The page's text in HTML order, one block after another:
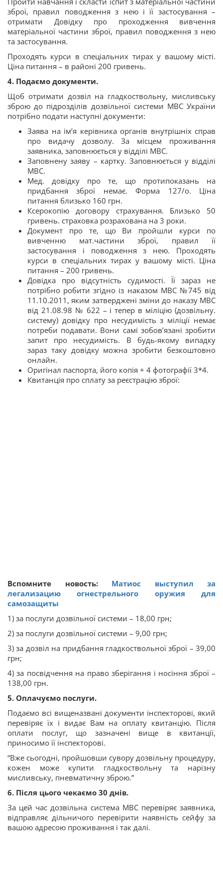
зброї, правил поводження з нею і її застосування –
отримати Довідку про проходження вивчення
матеріальної частини зброї, правил поводження з нею
та застосування.
Проходять курси в спеціальних тирах у вашому місті.
Ціна питання – в районі 200 гривень.
4. Подаємо документи.
Щоб отримати дозвіл на гладкоствольну, мисливську
зброю до підрозділів дозвільної системи МВС України
потрібно подати наступні документи:
Заява на ім’я керівника органів внутрішніх справ
про видачу дозволу. За місцем проживання
заявника, заповнюється у відділі МВС.
Заповнену заяву – картку. Заповнюється у відділі
МВС.
Мед. довідку про те, що протипоказань на
придбання зброї немає. Форма 127/о. Ціна
питання близько 160 грн.
Ксерокопію договору страхування. Близько 50
гривень. страховка розрахована на 3 роки.
Документ про те, що Ви пройшли курси по
вивченню мат.частини зброї, правил її
застосування і поводження з нею. Проходять
курси в спеціальних тирах у вашому місті. Ціна
питання – 200 гривень.
Довідка про відсутність судимості. Її зараз не
потрібно робити згідно із наказом МВС №745 від
11.10.2011, яким затверджені зміни до наказу МВС
від 21.08.98 № 622 – і тепер в міліцію (дозвільну.
систему) довідку про несудимість з міліції немає
потреби подавати. Вони самі зобов’язані зробити
запит про несудимість. В будь-якому випадку
зараз таку довідку можна зробити безкоштовно
онлайн.
Оригінал паспорта, його копія + 4 фотографії 3*4.
Квитанція про сплату за реєстрацію зброї:
Вспомните новость: Матиос выступил за
легализацию огнестрельного оружия для
самозащиты
1) за послуги дозвільної системи – 18,00 грн;
2) за послуги дозвільної системи – 9,00 грн;
3) за дозвіл на придбання гладкоствольної зброї – 39,00
грн;
4) за посвідчення на право зберігання і носіння зброї –
138,00 грн.
5. Оплачуємо послуги.
Подаємо всі вищеназвані документи інспекторові, який
перевіряє їх і видає Вам на оплату квитанцію. Після
оплати послуг, що зазначені вище в квитанції,
приносимо її інспекторові.
“Вже сьогодні, пройшовши сувору дозвільну процедуру,
кожен може купити гладкоствольну та нарізну
мисливську, пневматичну зброю.”
6. Після цього чекаємо 30 днів.
За цей час дозвільна система МВС перевіряє заявника,
відправляє дільничого перевірити наявність сейфу за
вашою адресою проживання і так далі.